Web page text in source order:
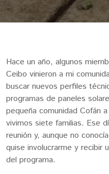
Hace un año, algunos
Ceibo vinieron a mi
buscar nuevos perfiles
programas de paneles
pequeña comunidad Cofán
vivimos siete familias. Ese
reunión y, aunque no
quise involucrarme y recibir
del programa.